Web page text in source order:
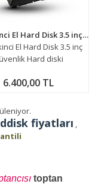
10 TB İkinci El Hard Disk 3.5 inç Güvenlik Hard diski
El Hard Disk 3.5 inç
Hard diski
6.400,00 TL
fiyatları ,
toptan